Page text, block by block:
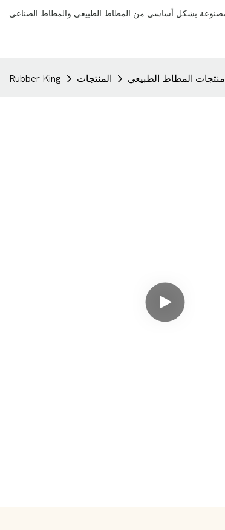
Rubber King المنتجات منتجات المطاط الطبيعي